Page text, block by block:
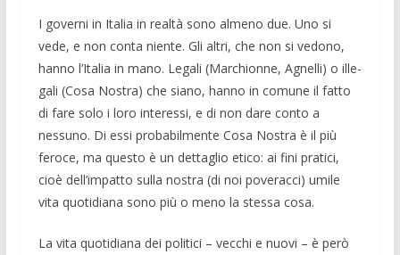
I governi in Italia in realtà sono almeno due. Uno si
vede, e non conta niente. Gli altri, che non si vedono,
hanno l’Italia in mano. Legali (Marchionne, Agnelli) o ille­
gali (Cosa Nostra) che siano, hanno in co­mune il fatto
di fare solo i loro interessi, e di non dare conto a
nessuno. Di essi pro­babilmente Cosa Nostra è il più
feroce, ma questo è un dettaglio etico: ai fini pratici,
cioè dell’impatto sulla nostra (di noi pove­racci) umile
vita quotidiana sono più o meno la stessa cosa.
La vita quotidiana dei politici – vecchi e nuovi – è però